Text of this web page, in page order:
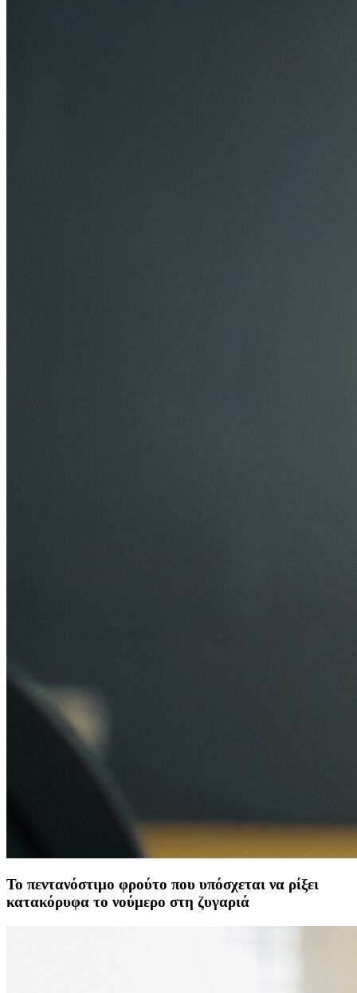
Το πεντανόστιμο φρούτο που υπόσχεται να ρίξει
κατακόρυφα το νούμερο στη ζυγαριά